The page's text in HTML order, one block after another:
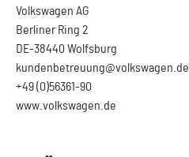
Volkswagen AG
Berliner Ring 2
DE-38440 Wolfsburg
kundenbetreuung@volkswagen.de
+49 (0)56361-90
www.volkswagen.de